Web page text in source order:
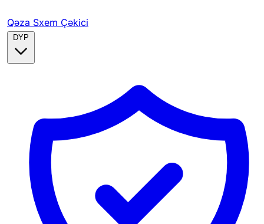
Qəza Sxem Çəkici
DYP